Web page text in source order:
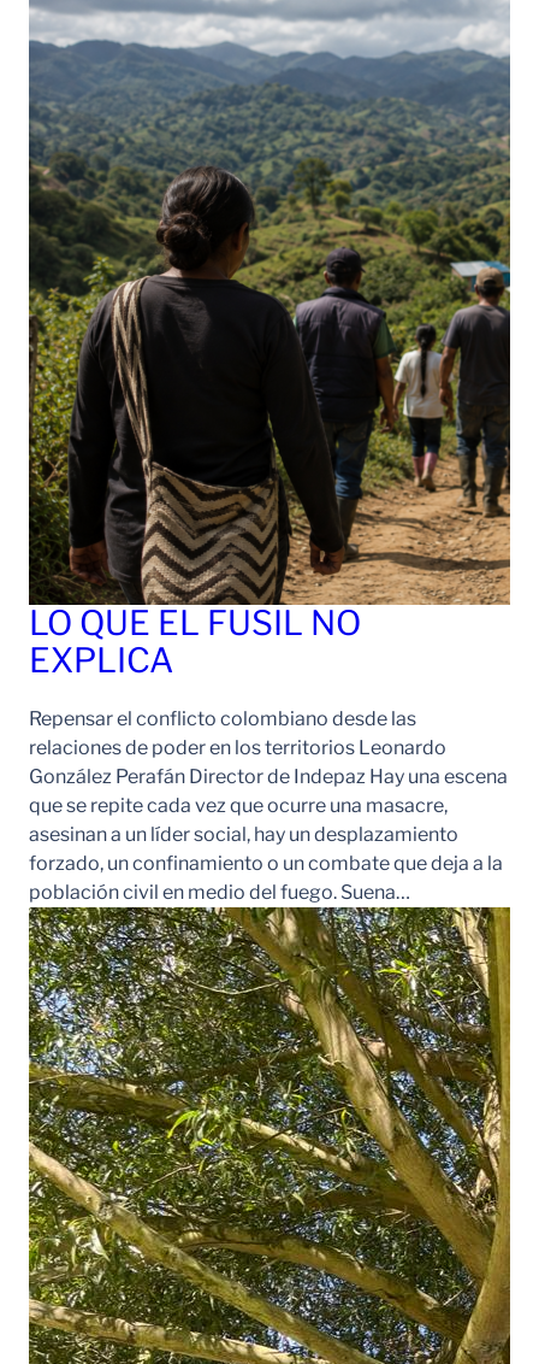
LO QUE EL FUSIL NO
EXPLICA
Repensar el conflicto colombiano desde las
relaciones de poder en los territorios Leonardo
González Perafán Director de Indepaz Hay una escena
que se repite cada vez que ocurre una masacre,
asesinan a un líder social, hay un desplazamiento
forzado, un confinamiento o un combate que deja a la
población civil en medio del fuego. Suena…